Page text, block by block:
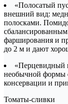
«Полосатый
внешний вид:
полосками.
фарширования и
до 2 м и дают
«Перцевидный
необычной формы
консервации и
Томаты-сливки